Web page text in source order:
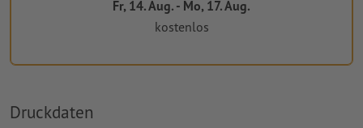
Fr, 14. Aug. - Mo, 17. Aug.
kostenlos
Druckdaten